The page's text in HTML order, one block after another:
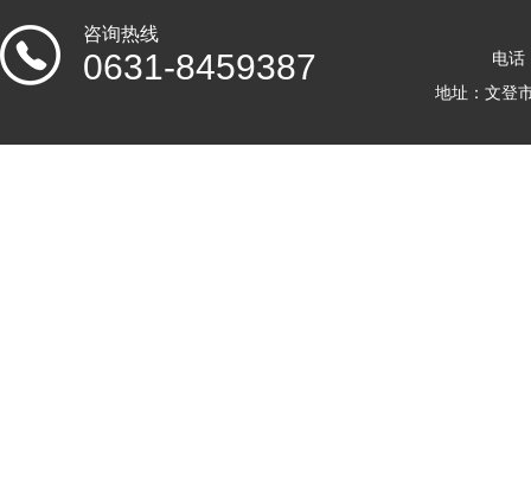
咨询热线
0631-8459387
电
地址：文登